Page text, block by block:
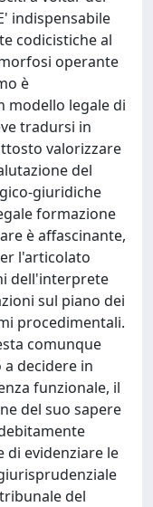
indispensabile
codicistiche al
operante
è
modello legale di
tradursi in
valorizzare
del
giuridiche
formazione
è affascinante,
l'articolato
dell'interprete
sul piano dei
procedimentali.
comunque
decidere in
funzionale, il
del suo sapere
di evidenziare le
del